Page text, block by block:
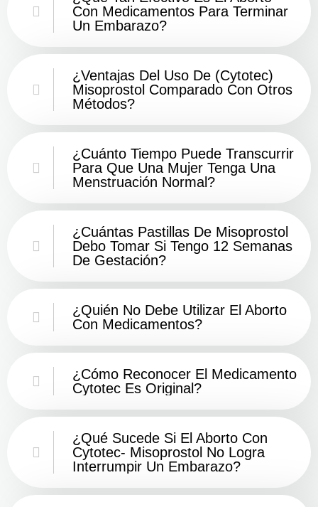
Con Medicamentos Para Terminar
Un Embarazo?
¿Ventajas Del Uso De (Cytotec)
Misoprostol Comparado Con Otros
Métodos?
¿Cuánto Tiempo Puede Transcurrir
Para Que Una Mujer Tenga Una
Menstruación Normal?
¿Cuántas Pastillas De Misoprostol
Debo Tomar Si Tengo 12 Semanas
De Gestación?
¿Quién No Debe Utilizar El Aborto
Con Medicamentos?
¿Cómo Reconocer El Medicamento
Cytotec Es Original?
¿Qué Sucede Si El Aborto Con
Cytotec- Misoprostol No Logra
Interrumpir Un Embarazo?